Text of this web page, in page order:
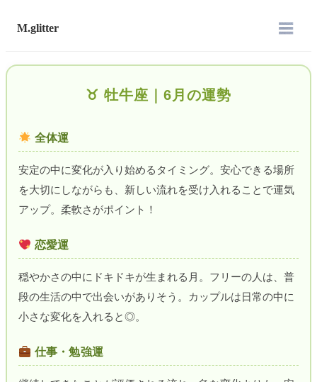
M.glitter
♉︎ 牡牛座｜6月の運勢
全体運
安定の中に変化が入り始めるタイミング。安心できる場所
を大切にしながらも、新しい流れを受け入れることで運気
アップ。柔軟さがポイント！
恋愛運
穏やかさの中にドキドキが生まれる月。フリーの人は、普
段の生活の中で出会いがありそう。カップルは日常の中に
小さな変化を入れると◎。
仕事・勉強運